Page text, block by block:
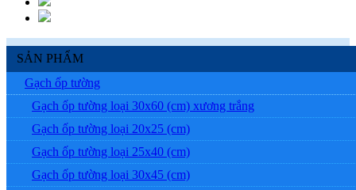
SẢN PHẨM
Gạch ốp tường
Gạch ốp tường loại 30x60 (cm) xương trắng
Gạch ốp tường loại 20x25 (cm)
Gạch ốp tường loại 25x40 (cm)
Gạch ốp tường loại 30x45 (cm)